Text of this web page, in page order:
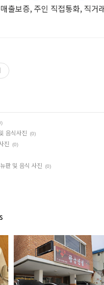
출보증, 주인 직접통화, 직거
음식사진 (0)
진 (0)
판 및 음식 사진 (0)